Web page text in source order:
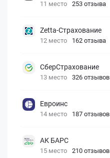
11 место 253 отзыва
Zetta-Страхование
12 место 162 отзыва
СберСтрахование
13 место 326 отзывов
Евроинс
14 место 187 отзывов
АК БАРС
15 место 210 отзывов